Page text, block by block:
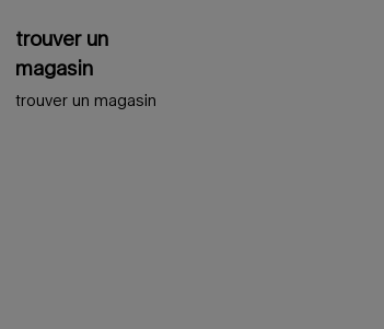
trouver un
magasin
trouver un magasin